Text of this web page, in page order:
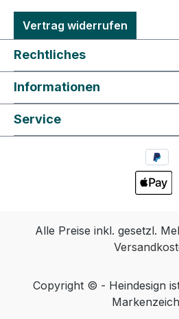
Vertrag widerrufen
Rechtliches
Informationen
Service
Alle Preise inkl. gesetzl.
Copyright © - Heindesign